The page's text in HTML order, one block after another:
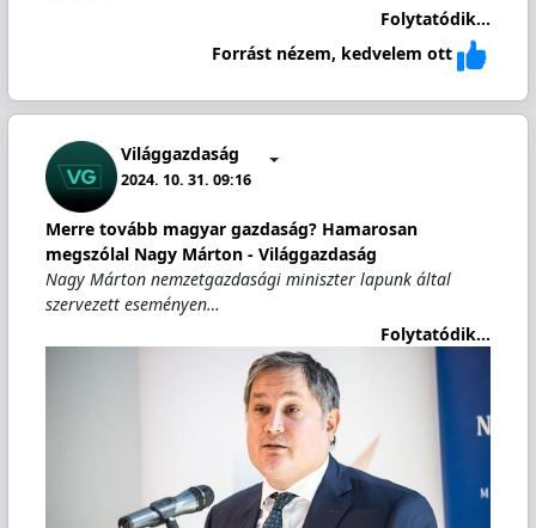
Folytatódik...
Forrást nézem, kedvelem ott
Világgazdaság
2024. 10. 31. 09:16
Merre tovább magyar gazdaság? Hamarosan
megszólal Nagy Márton - Világgazdaság
Nagy Márton nemzetgazdasági miniszter lapunk által
szervezett eseményen…
Folytatódik...